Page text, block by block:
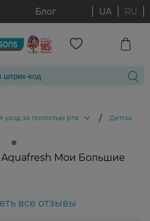
Блог UA RU
уход за полостью рта / Детские
Aquafresh Мои Большие
все отзывы